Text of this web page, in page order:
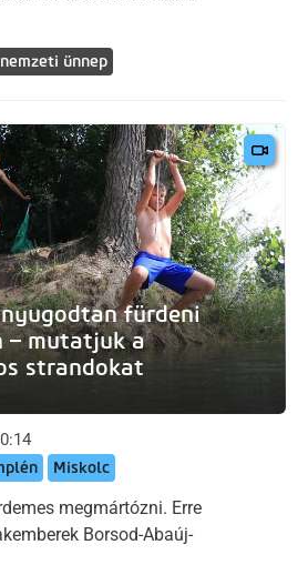
nemzeti ünnep
fürdeni
– mutatjuk a
strandokat
Miskolc
megmártózni. Erre
Borsod-Abaúj-